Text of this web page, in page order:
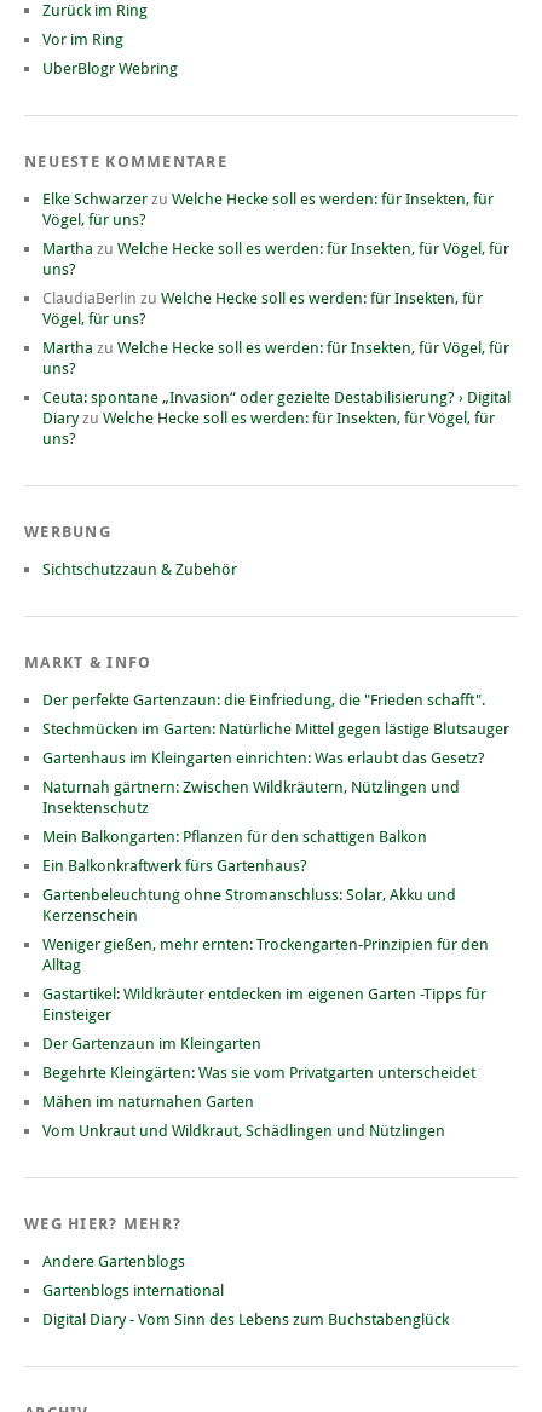
Zurück im Ring
Vor im Ring
UberBlogr Webring
NEUESTE KOMMENTARE
Elke Schwarzer zu Welche Hecke soll es werden: für Insekten, für
Vögel, für uns?
Martha zu Welche Hecke soll es werden: für Insekten, für Vögel, für
uns?
ClaudiaBerlin zu Welche Hecke soll es werden: für Insekten, für
Vögel, für uns?
Martha zu Welche Hecke soll es werden: für Insekten, für Vögel, für
uns?
Ceuta: spontane „Invasion“ oder gezielte Destabilisierung? › Digital
Diaryzu Welche Hecke soll es werden: für Insekten, für Vögel, für
uns?
WERBUNG
Sichtschutzzaun & Zubehör
MARKT & INFO
Der perfekte Gartenzaun: die Einfriedung, die "Frieden schafft".
Stechmücken im Garten: Natürliche Mittel gegen lästige Blutsauger
Gartenhaus im Kleingarten einrichten: Was erlaubt das Gesetz?
Naturnah gärtnern: Zwischen Wildkräutern, Nützlingen und
Insektenschutz
Mein Balkongarten: Pflanzen für den schattigen Balkon
Ein Balkonkraftwerk fürs Gartenhaus?
Gartenbeleuchtung ohne Stromanschluss: Solar, Akku und
Kerzenschein
Weniger gießen, mehr ernten: Trockengarten-Prinzipien für den
Alltag
Gastartikel: Wildkräuter entdecken im eigenen Garten -Tipps für
Einsteiger
Der Gartenzaun im Kleingarten
Begehrte Kleingärten: Was sie vom Privatgarten unterscheidet
Mähen im naturnahen Garten
Vom Unkraut und Wildkraut, Schädlingen und Nützlingen
WEG HIER? MEHR?
Andere Gartenblogs
Gartenblogs international
Digital Diary - Vom Sinn des Lebens zum Buchstabenglück